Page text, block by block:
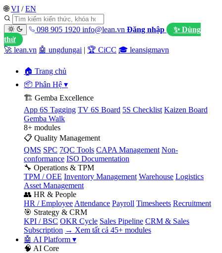
🌐 VI / EN
098 905 1920 info@lean.vn Đăng nhập
✨ Dùng
thử
🚀 lean.vn 🤖 ungdungai | 🏆 CiCC 🎓 leansigmavn
🏠 Trang chủ
📦 Phân Hệ ▾
🏗️ Gemba Excellence
App 6S Tagging TV 6S Board 5S Checklist Kaizen Board
Gemba Walk
8+ modules
📋 Quality Management
QMS SPC 7QC Tools CAPA Management Non-
conformance ISO Documentation
🔧 Operations & TPM
TPM / OEE Inventory Management Warehouse Logistics
Asset Management
👥 HR & People
HR / Employee Attendance Payroll Timesheets Recruitment
🎯 Strategy & CRM
KPI / BSC OKR Cycle Sales Pipeline CRM & Sales
Subscription → Xem tất cả 45+ modules
🤖 AI Platform ▾
🧠 AI Core